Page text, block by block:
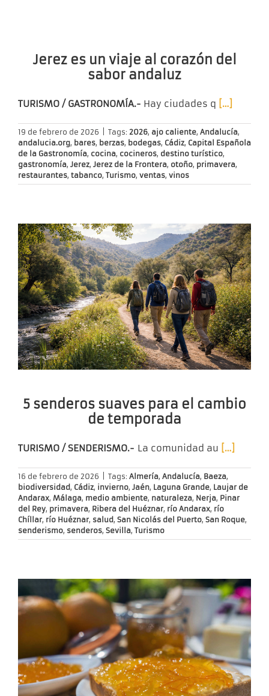
Jerez es un viaje al corazón del
sabor andaluz
TURISMO / GASTRONOMÍA.- Hay ciudades q […]
19 de febrero de 2026 Tags: 2026, ajo caliente, Andalucía,
andalucia.org, bares, berzas, bodegas, Cádiz, Capital Española
de la Gastronomía, cocina, cocineros, destino turístico,
gastronomía, Jerez, Jerez de la Frontera, otoño, primavera,
restaurantes, tabanco, Turismo, ventas, vinos
5 senderos suaves para el cambio
de temporada
TURISMO / SENDERISMO.- La comunidad au […]
16 de febrero de 2026 Tags: Almería, Andalucía, Baeza,
biodiversidad, Cádiz, invierno, Jaén, Laguna Grande, Laujar de
Andarax, Málaga, medio ambiente, naturaleza, Nerja, Pinar
del Rey, primavera, Ribera del Huéznar, río Andarax, río
Chíllar, río Huéznar, salud, San Nicolás del Puerto, San Roque,
senderismo, senderos, Sevilla, Turismo